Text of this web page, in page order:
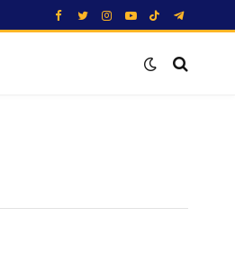
Facebook
TwitterInstagram
YouTube
TikTokTelegram